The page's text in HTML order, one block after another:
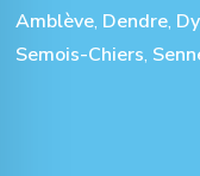
Amblève, Dendre,
Semois-Chiers,